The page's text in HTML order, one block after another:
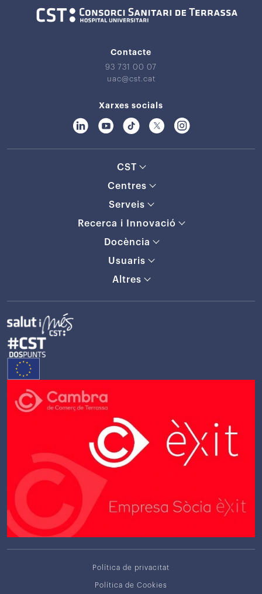
Contacte
93 731 00 07
uac@cst.cat
Xarxes socials
CST
Centres
Serveis
Recerca i Innovació
Docència
Usuaris
Altres
Política de privacitat
Política de Cookies